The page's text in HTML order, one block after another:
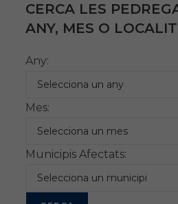
CERCA LES
ANY, MES O
Any:
Mes:
Municipis Afectats: